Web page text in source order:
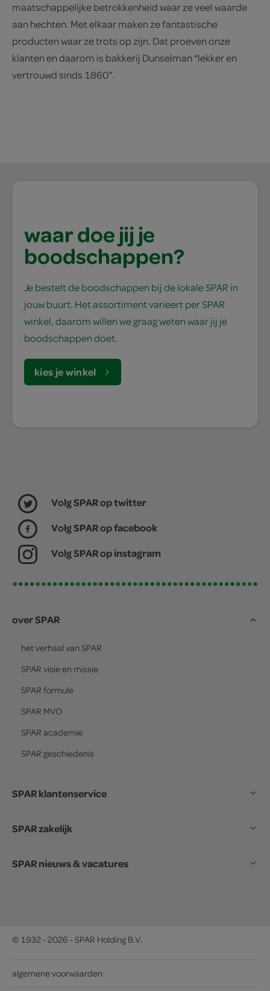
maatschappelijke betrokkenheid waar ze veel waarde
aan hechten. Met elkaar maken ze fantastische
producten waar ze trots op zijn. Dat proeven onze
klanten en daarom is bakkerij Dunselman “lekker en
vertrouwd sinds 1860”.
waar doe jij je
boodschappen?
Je bestelt de boodschappen bij de lokale SPAR in
jouw buurt. Het assortiment varieert per SPAR
winkel, daarom willen we graag weten waar jij je
boodschappen doet.
kies je winkel
Volg SPAR op twitter
Volg SPAR op facebook
Volg SPAR op instagram
over SPAR
het verhaal van SPAR
SPAR visie en missie
SPAR formule
SPAR MVO
SPAR academie
SPAR geschiedenis
SPAR klantenservice
SPAR zakelijk
SPAR nieuws & vacatures
© 1932 - 2026 - SPAR Holding B.V.
algemene voorwaarden